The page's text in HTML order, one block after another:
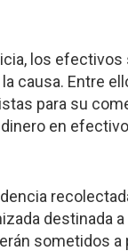
los efectivos
causa. Entre
para su
en
destinada
sometidos a